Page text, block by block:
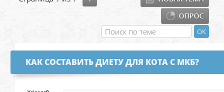
КАК СОСТАВИТЬ ДИЕТУ ДЛЯ КОТА С МКБ?